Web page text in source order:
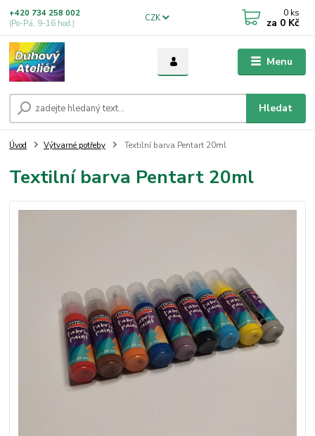
Menu
CZK
Hledat
+420 734 258 002
(Po-Pá, 9-16 hod.)
0 ks
za 0 Kč
Úvod Výtvarné potřeby Textilní barva Pentart 20ml
Textilní barva Pentart 20ml